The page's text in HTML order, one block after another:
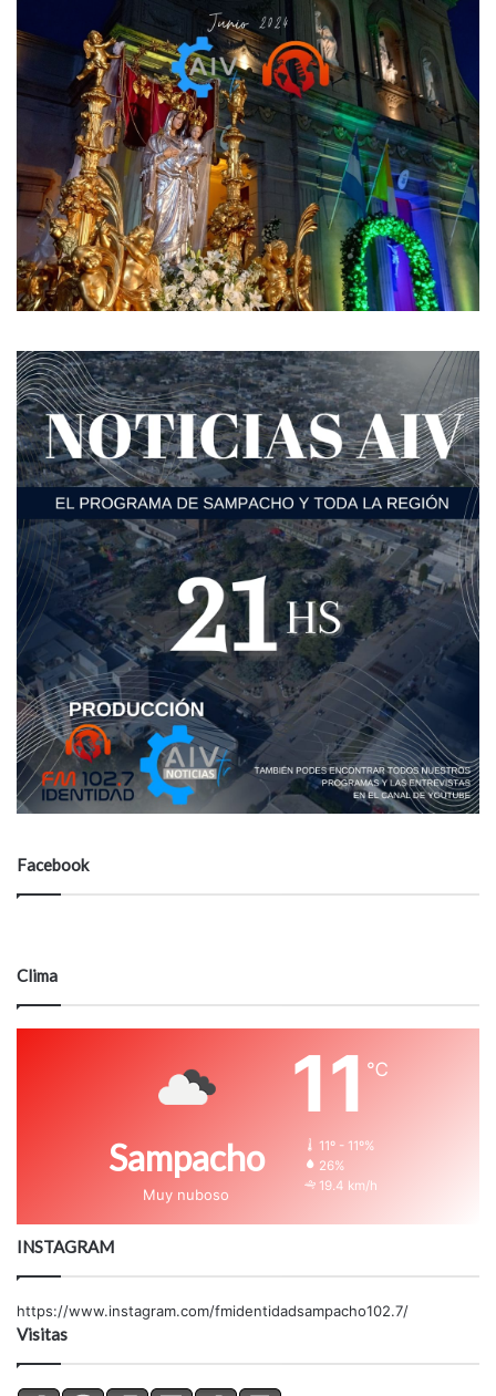
Facebook
Clima
Sampacho
Muy nuboso
11 ℃
11º - 11º%
26%
19.4 km/h
INSTAGRAM
https://www.instagram.com/fmidentidadsampacho102.7/
Visitas